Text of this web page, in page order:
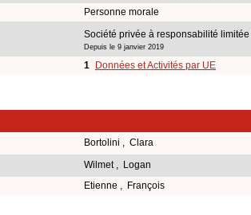
Personne morale
Société privée à responsabilité limitée
Depuis le 9 janvier 2019
1 Données et Activités par UE
Bortolini , Clara
Wilmet , Logan
Etienne , François